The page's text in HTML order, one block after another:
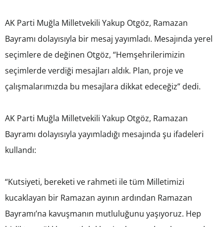
AK Parti Muğla Milletvekili Yakup Otgöz, Ramazan
Bayramı dolayısıyla bir mesaj yayımladı. Mesajında yerel
seçimlere de değinen Otgöz, “Hemşehrilerimizin
seçimlerde verdiği mesajları aldık. Plan, proje ve
çalışmalarımızda bu mesajlara dikkat edeceğiz” dedi.
AK Parti Muğla Milletvekili Yakup Otgöz, Ramazan
Bayramı dolayısıyla yayımladığı mesajında şu ifadeleri
kullandı:
“Kutsiyeti, bereketi ve rahmeti ile tüm Milletimizi
kucaklayan bir Ramazan ayının ardından Ramazan
Bayramı’na kavuşmanın mutluluğunu yaşıyoruz. Hep